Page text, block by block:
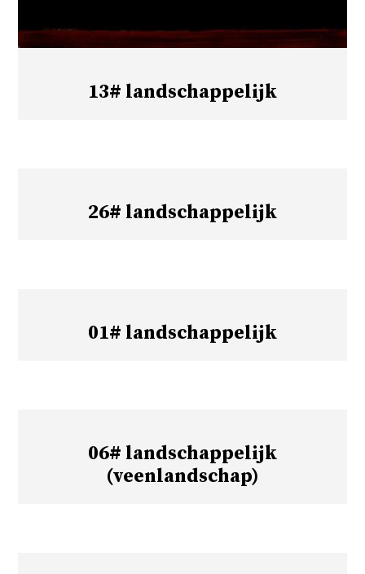
13# landschappelijk
26# landschappelijk
01# landschappelijk
06# landschappelijk
(veenlandschap)